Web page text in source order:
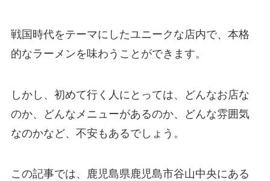
戦国時代をテーマにしたユニークな店内で、本格
的なラーメンを味わうことができます。
しかし、初めて行く人にとっては、どんなお店な
のか、どんなメニューがあるのか、どんな雰囲気
なのかなど、不安もあるでしょう。
この記事では、鹿児島県鹿児島市谷山中央にある